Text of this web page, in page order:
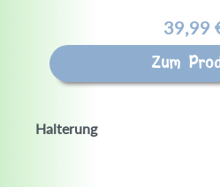
39,99
Zum
Halterung